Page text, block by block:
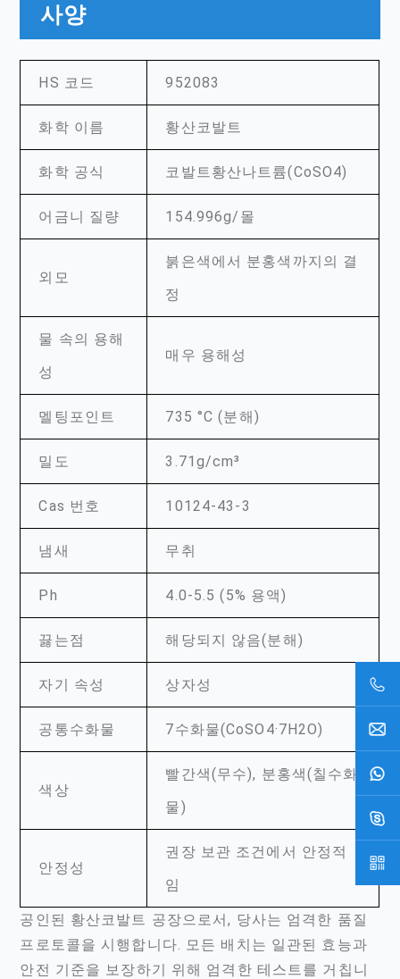
사양
HS 코드 952083
화학 이름 황산코발트
화학 공식 코발트황산나트륨(CoSO4)
어금니 질량 154.996g/몰
외모
붉은색에서 분홍색까지의 결
정
물 속의 용해
성
매우 용해성
멜팅포인트 735 °C (분해)
밀도 3.71g/cm³
Cas 번호 10124-43-3
냄새 무취
Ph 4.0-5.5 (5% 용액)
끓는점 해당되지 않음(분해)
자기 속성 상자성
공통수화물 7수화물(CoSO4·7H2O)
색상
빨간색(무수), 분홍색(칠수화
물)
안정성
권장 보관 조건에서 안정적
임
공인된 황산코발트 공장으로서, 당사는 엄격한 품질
프로토콜을 시행합니다. 모든 배치는 일관된 효능과
안전 기준을 보장하기 위해 엄격한 테스트를 거칩니